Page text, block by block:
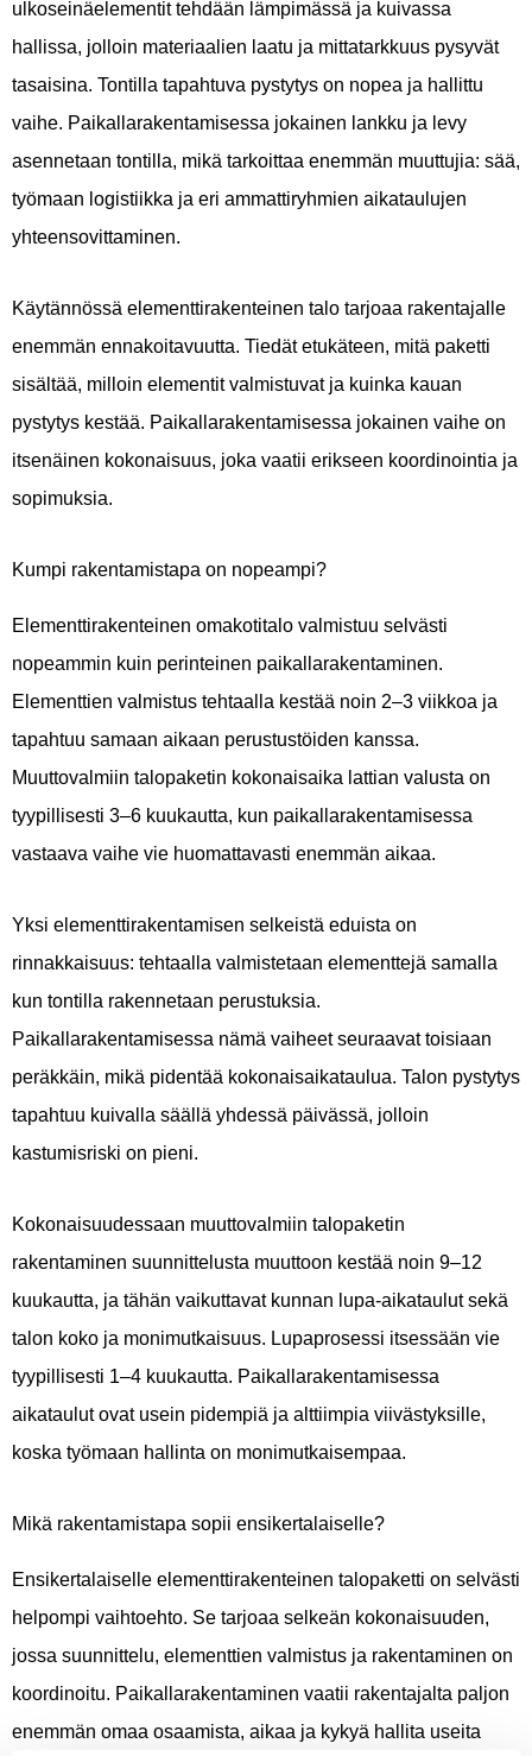
ulkoseinäelementit tehdään lämpimässä ja kuivassa
hallissa, jolloin materiaalien laatu ja mittatarkkuus pysyvät
tasaisina. Tontilla tapahtuva pystytys on nopea ja hallittu
vaihe. Paikallarakentamisessa jokainen lankku ja levy
asennetaan tontilla, mikä tarkoittaa enemmän muuttujia: sää,
työmaan logistiikka ja eri ammattiryhmien aikataulujen
yhteensovittaminen.
Käytännössä elementtirakenteinen talo tarjoaa rakentajalle
enemmän ennakoitavuutta. Tiedät etukäteen, mitä paketti
sisältää, milloin elementit valmistuvat ja kuinka kauan
pystytys kestää. Paikallarakentamisessa jokainen vaihe on
itsenäinen kokonaisuus, joka vaatii erikseen koordinointia ja
sopimuksia.
Kumpi rakentamistapa on nopeampi?
Elementtirakenteinen omakotitalo valmistuu selvästi
nopeammin kuin perinteinen paikallarakentaminen.
Elementtien valmistus tehtaalla kestää noin 2–3 viikkoa ja
tapahtuu samaan aikaan perustustöiden kanssa.
Muuttovalmiin talopaketin kokonaisaika lattian valusta on
tyypillisesti 3–6 kuukautta, kun paikallarakentamisessa
vastaava vaihe vie huomattavasti enemmän aikaa.
Yksi elementtirakentamisen selkeistä eduista on
rinnakkaisuus: tehtaalla valmistetaan elementtejä samalla
kun tontilla rakennetaan perustuksia.
Paikallarakentamisessa nämä vaiheet seuraavat toisiaan
peräkkäin, mikä pidentää kokonaisaikataulua. Talon pystytys
tapahtuu kuivalla säällä yhdessä päivässä, jolloin
kastumisriski on pieni.
Kokonaisuudessaan muuttovalmiin talopaketin
rakentaminen suunnittelusta muuttoon kestää noin 9–12
kuukautta, ja tähän vaikuttavat kunnan lupa-aikataulut sekä
talon koko ja monimutkaisuus. Lupaprosessi itsessään vie
tyypillisesti 1–4 kuukautta. Paikallarakentamisessa
aikataulut ovat usein pidempiä ja alttiimpia viivästyksille,
koska työmaan hallinta on monimutkaisempaa.
Mikä rakentamistapa sopii ensikertalaiselle?
Ensikertalaiselle elementtirakenteinen talopaketti on selvästi
helpompi vaihtoehto. Se tarjoaa selkeän kokonaisuuden,
jossa suunnittelu, elementtien valmistus ja rakentaminen on
koordinoitu. Paikallarakentaminen vaatii rakentajalta paljon
enemmän omaa osaamista, aikaa ja kykyä hallita useita